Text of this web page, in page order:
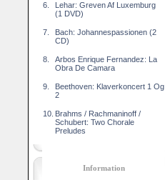
6.
Lehar: Greven Af Luxemburg
(1 DVD)
7.
Bach: Johannespassionen (2
CD)
8.
Arbos Enrique Fernandez: La
Obra De Camara
9.
Beethoven: Klaverkoncert 1 Og
2
10. Brahms / Rachmaninoff /
Schubert: Two Chorale
Preludes
Information